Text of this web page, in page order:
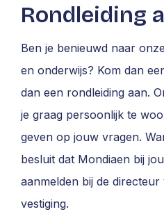
Rondleiding
Ben je benieuwd naar
en onderwijs? Kom dan
dan een rondleiding aan.
je graag persoonlijk te
geven op jouw vragen.
besluit dat Mondiaen bij
aanmelden bij de
vestiging.